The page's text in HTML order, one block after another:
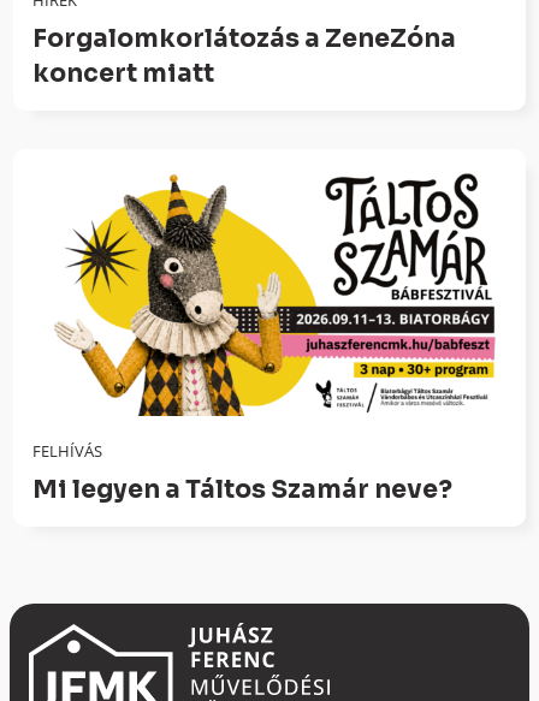
Forgalomkorlátozás a ZeneZóna
koncert miatt
FELHÍVÁS
Mi legyen a Táltos Szamár neve?